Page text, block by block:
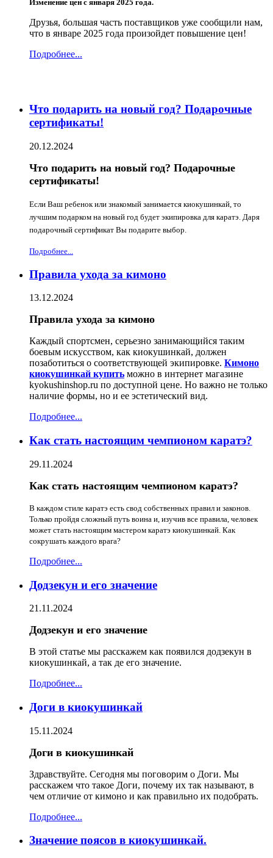
Изменение цен с января 2025 года.
Друзья, большая часть поставщиков уже сообщили нам,
что в январе 2025 года произойдет повышение цен!
Подробнее...
Что подарить на новый год? Подарочные
сертификаты!
20.12.2024
Что подарить на новый год? Подарочные
сертификаты!
Если Ваш ребенок или знакомый занимается киокушинкай, то
лучшим подарком на новый год будет экипировка для каратэ. Даря
подарочный сертификат Вы подарите выбор.
Подробнее...
Правила ухода за кимоно
13.12.2024
Правила ухода за кимоно
Каждый спортсмен, серьезно занимающийся таким
боевым искусством, как киокушинкай, должен
позаботиться о соответствующей экипировке. Кимоно
киокушинкай купить можно в интернет магазине
kyokushinshop.ru по доступной цене. Но важно не только
наличие формы, но и ее эстетический вид.
Подробнее...
Как стать настоящим чемпионом каратэ?
29.11.2024
Как стать настоящим чемпионом каратэ?
В каждом стиле каратэ есть свод собственных правил и законов.
Только пройдя сложный путь воина и, изучив все правила, человек
может стать настоящим мастером каратэ киокушинкай. Как
сокрушать каждого врага?
Подробнее...
Додзекун и его значение
21.11.2024
Додзекун и его значение
В этой статье мы расскажем как появился додзекун в
киокушинкай, а так де его значение.
Подробнее...
Доги в киокушинкай
15.11.2024
Доги в киокушинкай
Здравствуйте. Сегодня мы поговорим о Доги. Мы
расскажем что такое Доги, почему их так называют, в
чем отличие от кимоно и как правильно их подобрать.
Подробнее...
Значение поясов в киокушинкай.